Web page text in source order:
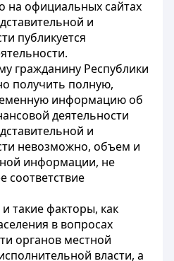
на официальных сайтах
и
публикуется
гражданину Республики
получить полную,
информацию об
деятельности
и
невозможно, объем и
информации, не
соответствие
такие факторы, как
в вопросах
органов местной
власти, а